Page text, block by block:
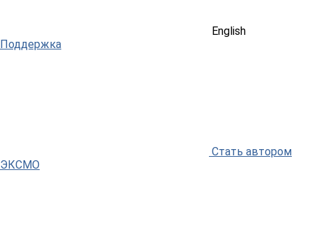
English
Поддержка
Стать автором
ЭКСМО